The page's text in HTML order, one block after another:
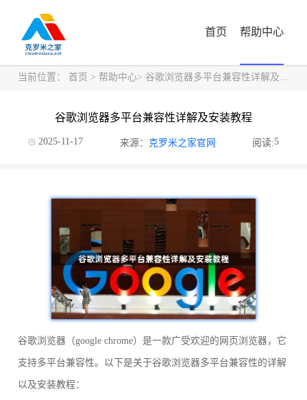
首页 帮助中心
当前位置： 首页 > 帮助中心> 谷歌浏览器多平台兼容性详解及安装教程
谷歌浏览器多平台兼容性详解及安装教程
2025-11-17 来源： 克罗米之家官网 阅读:5
谷歌浏览器（google chrome）是一款广受欢迎的网页浏览器，它
支持多平台兼容性。以下是关于谷歌浏览器多平台兼容性的详解
以及安装教程：